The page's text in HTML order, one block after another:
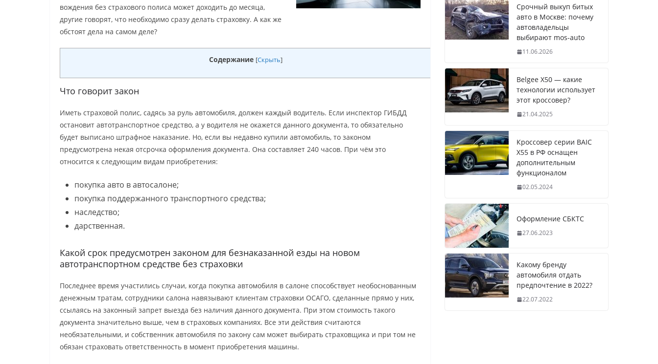
вождения без страхового полиса может доходить до месяца,
другие говорят, что необходимо сразу делать страховку. А как же
обстоят дела на самом деле?
Содержание [Скрыть]
Что говорит закон
Иметь страховой полис, садясь за руль автомобиля, должен каждый водитель. Если инспектор ГИБДД
остановит автотранспортное средство, а у водителя не окажется данного документа, то обязательно
будет выписано штрафное наказание. Но, если вы недавно купили автомобиль, то законом
предусмотрена некая отсрочка оформления документа. Она составляет 240 часов. При чём это
относится к следующим видам приобретения:
покупка авто в автосалоне;
покупка поддержанного транспортного средства;
наследство;
дарственная.
Какой срок предусмотрен законом для безнаказанной езды на новом
автотранспортном средстве без страховки
Последнее время участились случаи, когда покупка автомобиля в салоне способствует необоснованным
денежным тратам, сотрудники салона навязывают клиентам страховки ОСАГО, сделанные прямо у них,
ссылаясь на законный запрет выезда без наличия данного документа. При этом стоимость такого
документа значительно выше, чем в страховых компаниях. Все эти действия считаются
необязательными, и собственник автомобиля по закону сам может выбирать страховщика и при том не
обязан страховать ответственность в момент приобретения машины.
Срочный выкуп битых
авто в Москве: почему
автовладельцы
выбирают mos-auto
11.06.2026
Belgee X50 — какие
технологии использует
этот кроссовер?
21.04.2025
Кроссовер серии BAIC
X55 в РФ оснащен
дополнительным
функционалом
02.05.2024
Оформление СБКТС
27.06.2023
Какому бренду
автомобиля отдать
предпочтение в 2022?
22.07.2022